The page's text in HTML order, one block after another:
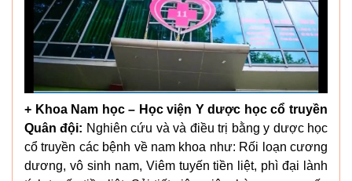
+ Khoa Nam học – Học viện Y dược học cổ truyền
Quân đội: Nghiên cứu và và điều trị bằng y dược học
cổ truyền các bệnh về nam khoa như: Rối loạn cương
dương, vô sinh nam, Viêm tuyến tiền liệt, phì đại lành